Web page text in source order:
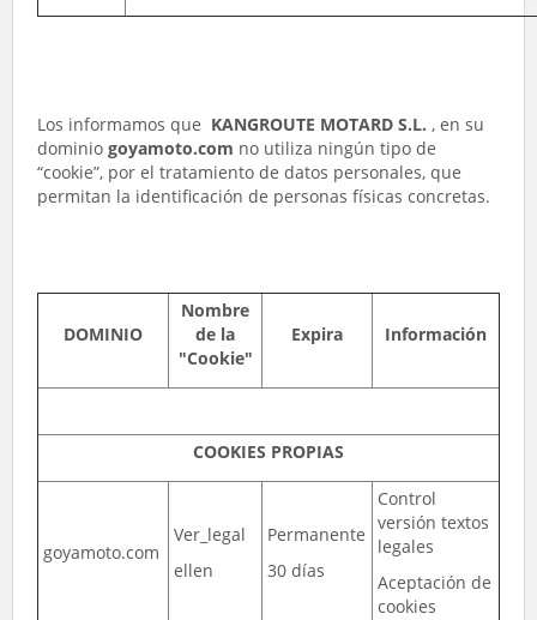
Los informamos que KANGROUTE MOTARD S.L. , en su
dominio goyamoto.com no utiliza ningún tipo de
“cookie”, por el tratamiento de datos personales, que
permitan la identificación de personas físicas concretas.
DOMINIO
Nombre
de la
"Cookie"
Expira Información
COOKIES PROPIAS
goyamoto.com
Ver_legal
ellen
Permanente
30 días
Control
versión textos
legales
Aceptación de
cookies